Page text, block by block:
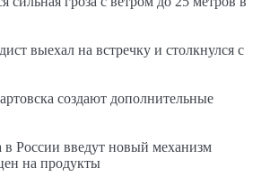
выехал на встречку и столкнулся с
создают дополнительные
России введут новый механизм
на продукты